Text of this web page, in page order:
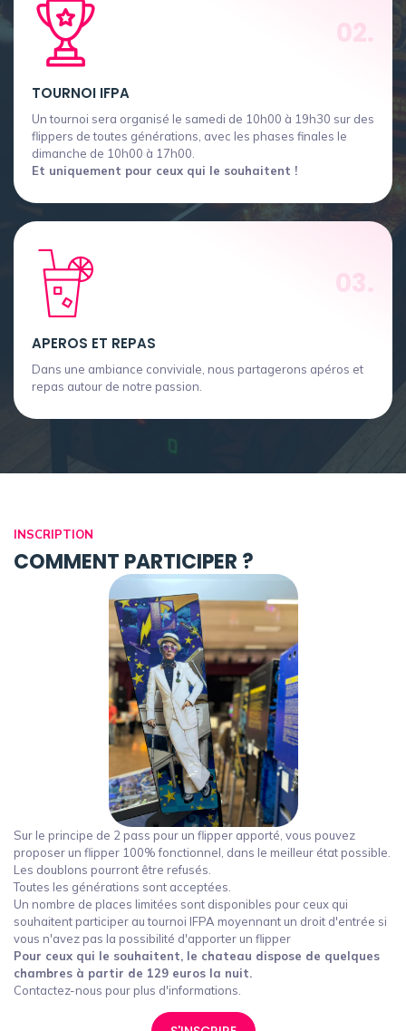
02.
TOURNOI IFPA
Un tournoi sera organisé le samedi de 10h00 à 19h30 sur des
flippers de toutes générations, avec les phases finales le
dimanche de 10h00 à 17h00.
Et uniquement pour ceux qui le souhaitent !
03.
APEROS ET REPAS
Dans une ambiance conviviale, nous partagerons apéros et
repas autour de notre passion.
INSCRIPTION
COMMENT PARTICIPER ?
Sur le principe de 2 pass pour un flipper apporté, vous pouvez
proposer un flipper 100% fonctionnel, dans le meilleur état possible.
Les doublons pourront être refusés.
Toutes les générations sont acceptées.
Un nombre de places limitées sont disponibles pour ceux qui
souhaitent participer au tournoi IFPA moyennant un droit d'entrée si
vous n'avez pas la possibilité d'apporter un flipper
Pour ceux qui le souhaitent, le chateau dispose de quelques
chambres à partir de 129 euros la nuit.
Contactez-nous pour plus d'informations.